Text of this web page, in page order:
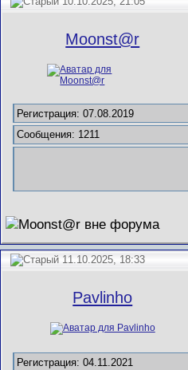
Mооnst@r
Регистрация: 07.08.2019
Сообщения: 1211
11.10.2025, 18:33
Pavlinho
Регистрация: 04.11.2021